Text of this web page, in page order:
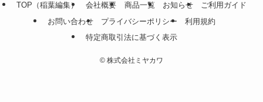
TOP（稲葉編集） 会社概要 商品一覧 お知らせ
ご利用ガイド
お問い合わせ
プライバシーポリシー
利用規約
特定商取引法に基づく表示
© 株式会社ミヤカワ